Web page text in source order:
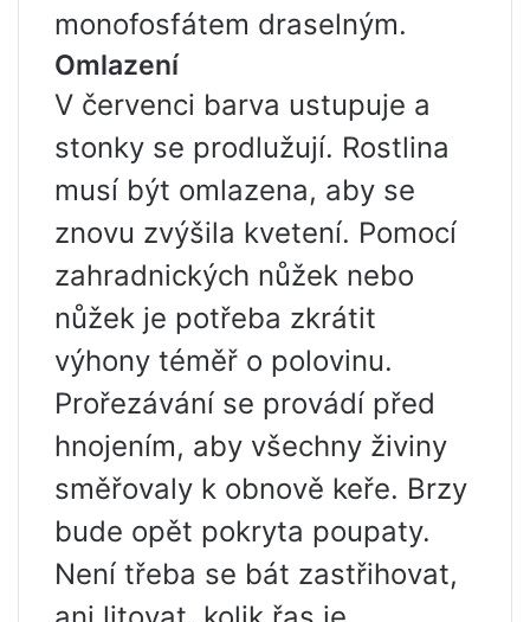
monofosfátem draselným.
Omlazení
V červenci barva ustupuje a
stonky se prodlužují. Rostlina
musí být omlazena, aby se
znovu zvýšila kvetení. Pomocí
zahradnických nůžek nebo
nůžek je potřeba zkrátit
výhony téměř o polovinu.
Prořezávání se provádí před
hnojením, aby všechny živiny
směřovaly k obnově keře. Brzy
bude opět pokryta poupaty.
Není třeba se bát zastřihovat,